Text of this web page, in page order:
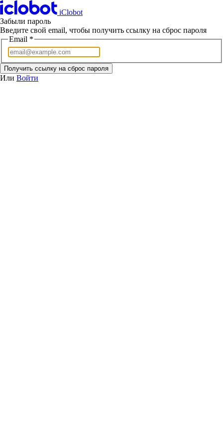
iClobot
Забыли пароль
Введите свой email, чтобы получить ссылку на сброс пароля
Email *
Получить ссылку на сброс пароля
Или Войти